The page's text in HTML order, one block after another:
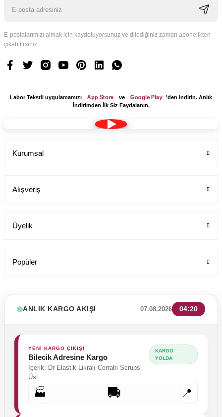
E-postalarımızı almak için kaydoluyorsunuz ve dilediğiniz zaman abonelikten
çıkabilirsiniz.
Labor Tekstil uygulamamızı App Store ve Google Play 'den indirin. Anlık
İndirimden İlk Siz Faydalanın.
Kurumsal
Alışveriş
Üyelik
Popüler
ANLIK KARGO AKIŞI 07.08.2026 04:20
YENİ KARGO ÇIKIŞI
Bilecik Adresine Kargo
İçerik: Dr Elastik Likralı Cerrahi Scrubs
Üst
KARGO
YOLDA
🏭 🚚 📍